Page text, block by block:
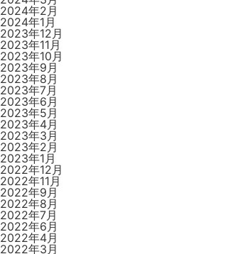
2024年2月
2024年1月
2023年12月
2023年11月
2023年10月
2023年9月
2023年8月
2023年7月
2023年6月
2023年5月
2023年4月
2023年3月
2023年2月
2023年1月
2022年12月
2022年11月
2022年9月
2022年8月
2022年7月
2022年6月
2022年4月
2022年3月